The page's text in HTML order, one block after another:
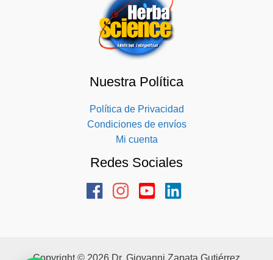
Nuestra Política
Política de Privacidad
Condiciones de envíos
Mi cuenta
Redes Sociales
Copyright © 2026 Dr. Giovanni Zapata Gutiérrez